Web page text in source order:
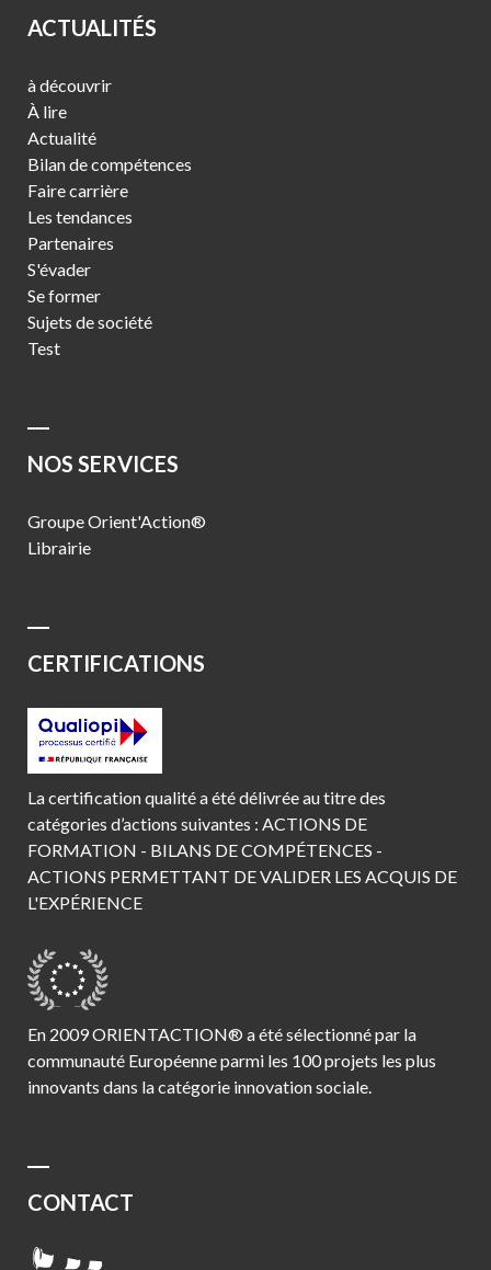
ACTUALITÉS
à découvrir
À lire
Actualité
Bilan de compétences
Faire carrière
Les tendances
Partenaires
S'évader
Se former
Sujets de société
Test
NOS SERVICES
Groupe Orient'Action®
Librairie
CERTIFICATIONS
La certification qualité a été délivrée au titre des
catégories d’actions suivantes : ACTIONS DE
FORMATION - BILANS DE COMPÉTENCES -
ACTIONS PERMETTANT DE VALIDER LES ACQUIS DE
L'EXPÉRIENCE
En 2009 ORIENTACTION® a été sélectionné par la
communauté Européenne parmi les 100 projets les plus
innovants dans la catégorie innovation sociale.
CONTACT